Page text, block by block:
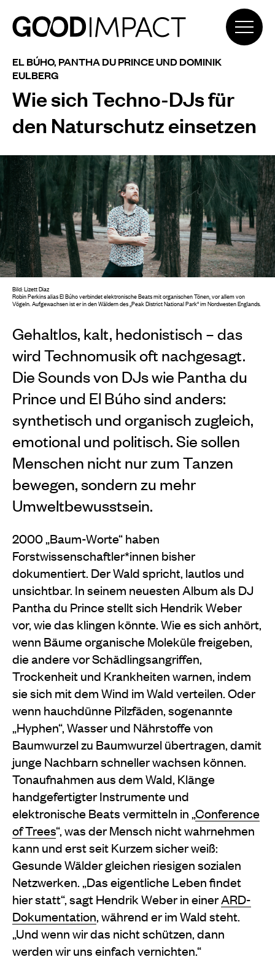
EL BÚHO, PANTHA DU PRINCE UND DOMINIK
EULBERG
Wie sich Techno-DJs für
den Naturschutz einsetzen
Gehaltlos, kalt, hedonistisch – das
wird Technomusik oft nachgesagt.
Die Sounds von DJs wie Pantha du
Prince und El Búho sind anders:
synthetisch und organisch zugleich,
emotional und politisch. Sie sollen
Menschen nicht nur zum Tanzen
bewegen, sondern zu mehr
Umweltbewusstsein.
2000 „Baum-Worte“ haben
Forstwissenschaftler*innen bisher
dokumentiert. Der Wald spricht, lautlos und
unsichtbar. In seinem neuesten Album als DJ
Pantha du Prince stellt sich Hendrik Weber
vor, wie das klingen könnte. Wie es sich anhört,
wenn Bäume organische Moleküle freigeben,
die andere vor Schädlingsangriffen,
Trockenheit und Krankheiten warnen, indem
sie sich mit dem Wind im Wald verteilen. Oder
wenn hauchdünne Pilzfäden, sogenannte
„Hyphen“, Wasser und Nährstoffe von
Baumwurzel zu Baumwurzel übertragen, damit
junge Nachbarn schneller wachsen können.
Tonaufnahmen aus dem Wald, Klänge
handgefertigter Instrumente und
elektronische Beats vermitteln in „Conference
of Trees“, was der Mensch nicht wahrnehmen
kann und erst seit Kurzem sicher weiß:
Gesunde Wälder gleichen riesigen sozialen
Netzwerken. „Das eigentliche Leben findet
hier statt“, sagt Hendrik Weber in einerARD-
Dokumentation, während er im Wald steht.
„Und wenn wir das nicht schützen, dann
werden wir uns einfach vernichten.“
Bild: Lizett Diaz
Robin Perkins alias El Búho verbindet elektronische Beats mit organischen Tönen, vor allem von
Vögeln. Aufgewachsen ist er in den Wäldern des„Peak District National Park“im Nordwesten Englands.